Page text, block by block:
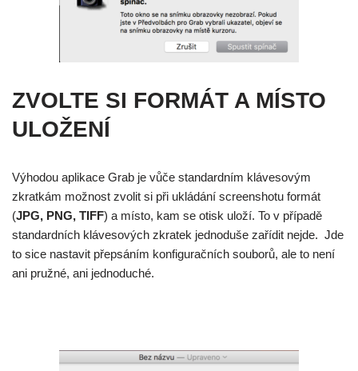
ZVOLTE SI FORMÁT A MÍSTO
ULOŽENÍ
Výhodou aplikace Grab je vůče standardním klávesovým
zkratkám možnost zvolit si při ukládání screenshotu formát
(JPG, PNG, TIFF) a místo, kam se otisk uloží. To v případě
standardních klávesových zkratek jednoduše zařídit nejde. Jde
to sice nastavit přepsáním konfiguračních souborů, ale to není
ani pružné, ani jednoduché.